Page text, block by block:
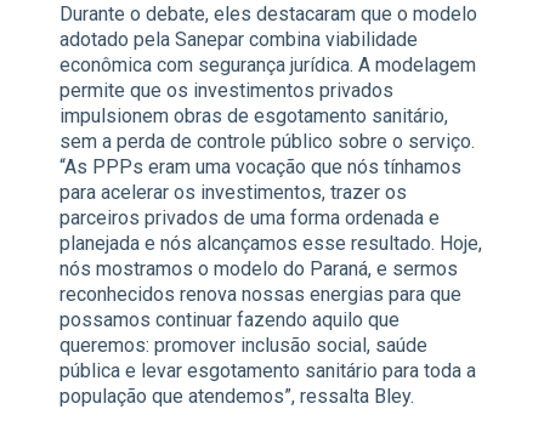
Durante o debate, eles destacaram que o modelo
adotado pela Sanepar combina viabilidade
econômica com segurança jurídica. A modelagem
permite que os investimentos privados
impulsionem obras de esgotamento sanitário,
sem a perda de controle público sobre o serviço.
“As PPPs eram uma vocação que nós tínhamos
para acelerar os investimentos, trazer os
parceiros privados de uma forma ordenada e
planejada e nós alcançamos esse resultado. Hoje,
nós mostramos o modelo do Paraná, e sermos
reconhecidos renova nossas energias para que
possamos continuar fazendo aquilo que
queremos: promover inclusão social, saúde
pública e levar esgotamento sanitário para toda a
população que atendemos”, ressalta Bley.